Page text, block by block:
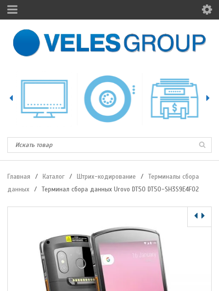
Главная / Каталог / Штрих-кодирование /
Терминалы сбора
данных
/ Терминал сбора данных Urovo DT50 DT50-SH3S9E4F02